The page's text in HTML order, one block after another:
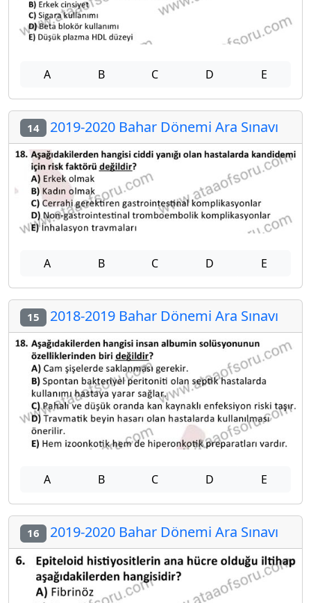
A B C D E
14 2019-2020 Bahar Dönemi Ara Sınavı
A B C D E
15 2018-2019 Bahar Dönemi Ara Sınavı
A B C D E
16 2019-2020 Bahar Dönemi Ara Sınavı